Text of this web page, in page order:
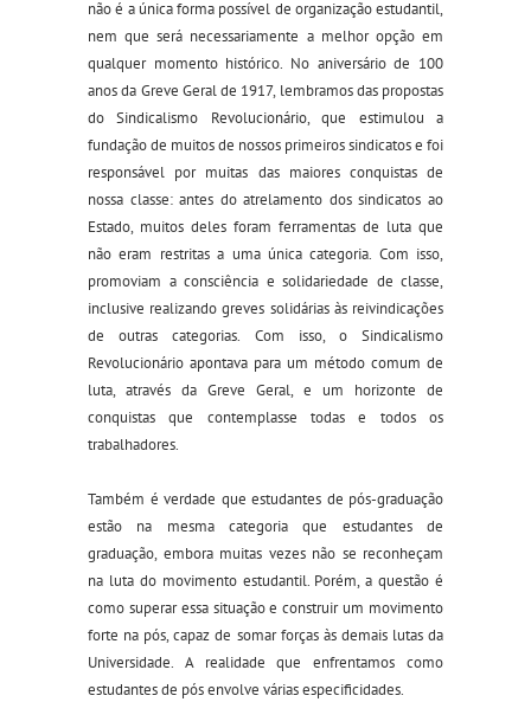
não é a única forma possível de organização estudantil,
nem que será necessariamente a melhor opção em
qualquer momento histórico. No aniversário de 100
anos da Greve Geral de 1917, lembramos das propostas
do Sindicalismo Revolucionário, que estimulou a
fundação de muitos de nossos primeiros sindicatos e foi
responsável por muitas das maiores conquistas de
nossa classe: antes do atrelamento dos sindicatos ao
Estado, muitos deles foram ferramentas de luta que
não eram restritas a uma única categoria. Com isso,
promoviam a consciência e solidariedade de classe,
inclusive realizando greves solidárias às reivindicações
de outras categorias. Com isso, o Sindicalismo
Revolucionário apontava para um método comum de
luta, através da Greve Geral, e um horizonte de
conquistas que contemplasse todas e todos os
trabalhadores.
Também é verdade que estudantes de pós-graduação
estão na mesma categoria que estudantes de
graduação, embora muitas vezes não se reconheçam
na luta do movimento estudantil. Porém, a questão é
como superar essa situação e construir um movimento
forte na pós, capaz de somar forças às demais lutas da
Universidade. A realidade que enfrentamos como
estudantes de pós envolve várias especificidades.